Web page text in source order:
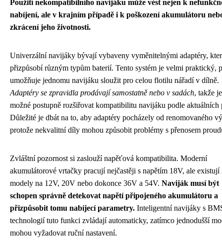
Použití nekompatibilního navijáku může vést nejen k
nabíjení, ale v krajním případě i k poškození akumulátoru
zkrácení jeho životnosti.
Univerzální navijáky bývají vybaveny vyměnitelnými adaptéry,
přizpůsobí různým typům baterií. Tento systém je velmi praktický,
umožňuje jednomu navijáku sloužit pro celou flotilu nářadí v dílně.
Adaptéry se zpravidla prodávají samostatně nebo v sadách, takže je
možné postupně rozšiřovat kompatibilitu navijáku podle aktuálních
Důležité je dbát na to, aby adaptéry pocházely od renomovaného
protože nekvalitní díly mohou způsobit problémy s přenosem
Zvláštní pozornost si zaslouží napěťová kompatibilita. Moderní
akumulátorové vrtačky pracují nejčastěji s napětím 18V, ale existují
modely na 12V, 20V nebo dokonce 36V a 54V. Naviják musí být
schopen správně detekovat napětí připojeného akumulátoru a
přizpůsobit tomu nabíjecí parametry. Inteligentní navijáky s
technologií tuto funkci zvládají automaticky, zatímco jednodušší
mohou vyžadovat ruční nastavení.